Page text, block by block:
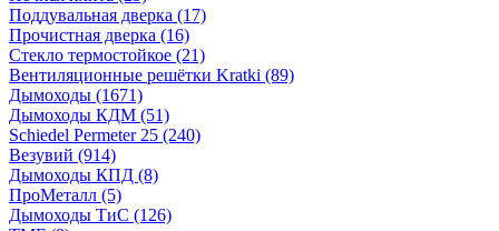
Поддувальная дверка (17)
Прочистная дверка (16)
Стекло термостойкое (21)
Вентиляционные решётки Kratki (89)
Дымоходы (1671)
Дымоходы КДМ (51)
Schiedel Permeter 25 (240)
Везувий (914)
Дымоходы КПД (8)
ПроМеталл (5)
Дымоходы ТиС (126)